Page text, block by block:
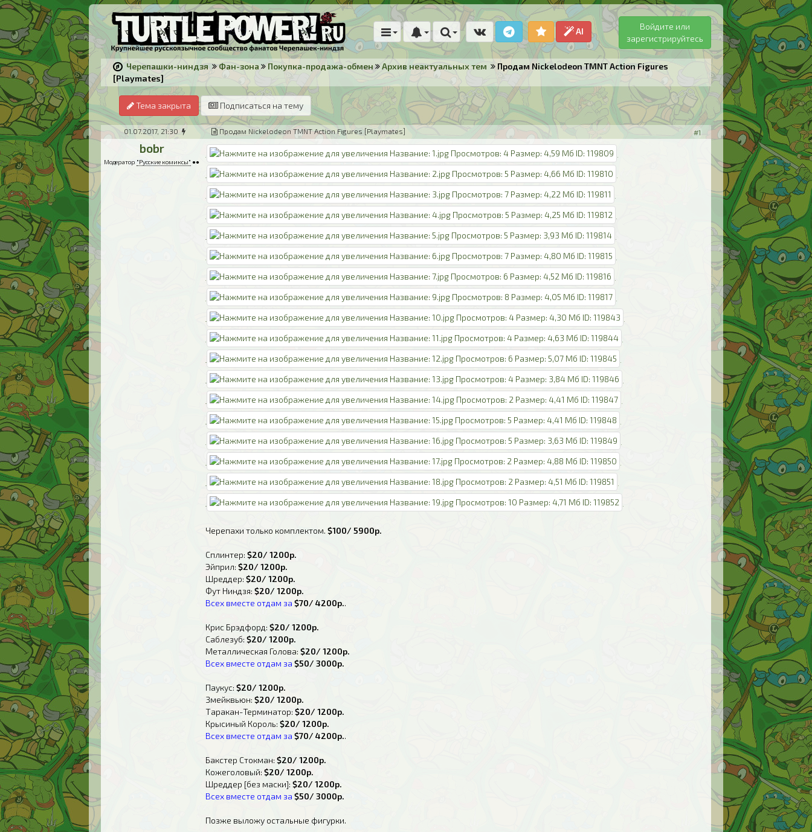
AI
Войдите или
зарегистрируйтесь
Черепашки-ниндзя Фан-зона Покупка-продажа-обмен Архив неактуальных тем
Продам Nickelodeon TMNT Action Figures
[Playmates]
Тема закрыта Подписаться на тему
01.07.2017, 21:30 Продам Nickelodeon TMNT Action Figures [Playmates] #1
bobr
Модератор "Русские комиксы" ●●
Черепахи только комплектом.$100/ 5900р.
Сплинтер:$20/ 1200р.
Эйприл:$20/ 1200р.
Шреддер:$20/ 1200р.
Фут Ниндзя:$20/ 1200р.
Всех вместе отдам за $70/ 4200р..
Крис Брэдфорд:$20/ 1200р.
Саблезуб:$20/ 1200р.
Металлическая Голова:$20/ 1200р.
Всех вместе отдам за $50/ 3000р.
Паукус:$20/ 1200р.
Змейквьюн:$20/ 1200р.
Таракан-Терминатор:$20/ 1200р.
Крысиный Король:$20/ 1200р.
Всех вместе отдам за $70/ 4200р..
Бакстер Стокман:$20/ 1200р.
Кожеголовый:$20/ 1200р.
Шреддер [без маски]:$20/ 1200р.
Всех вместе отдам за $50/ 3000р.
Позже выложу остальные фигурки.